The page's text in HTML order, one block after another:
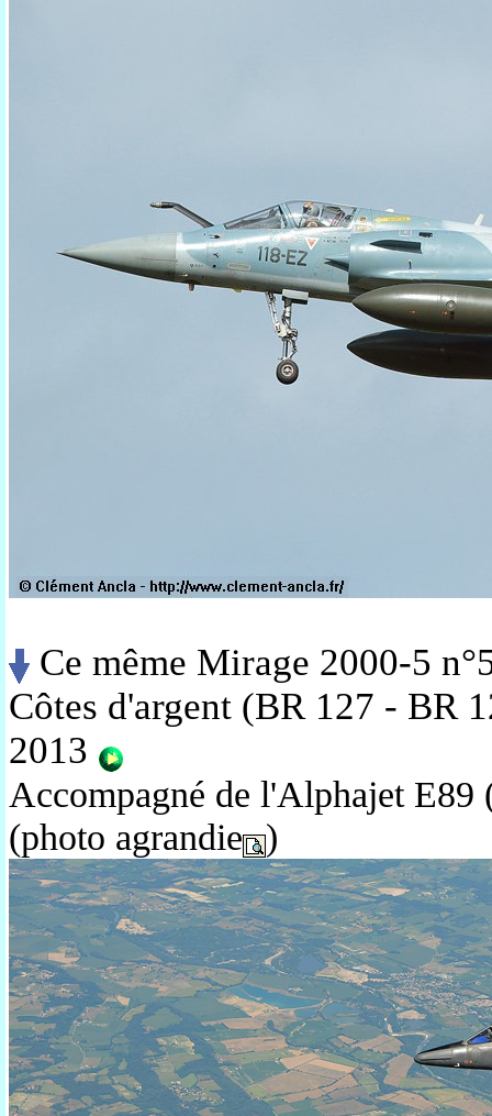
Ce même Mirage 2000-5
Côtes d'argent (BR 127 - BR
2013
Accompagné de l'Alphajet
(photo agrandie
)